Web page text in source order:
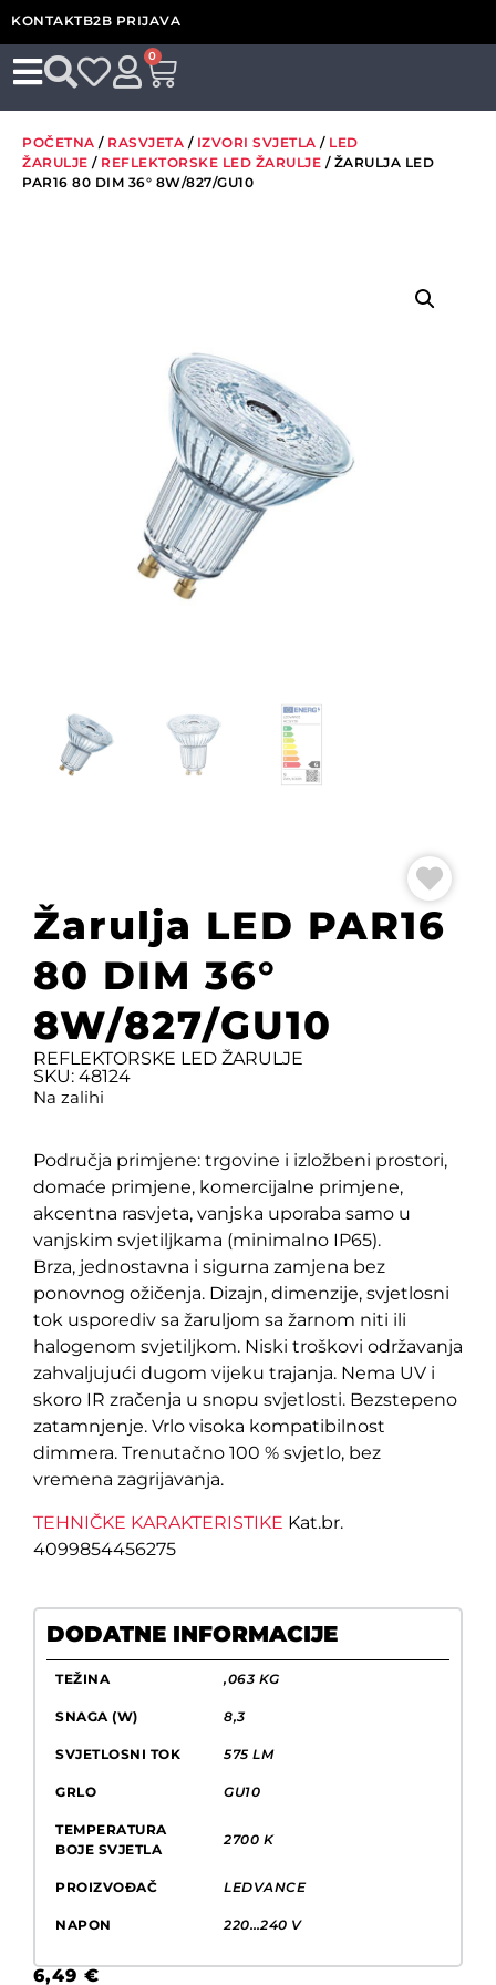
KONTAKTB2B PRIJAVA
0
POČETNA / RASVJETA / IZVORI SVJETLA / LED
ŽARULJE / REFLEKTORSKE LED ŽARULJE / ŽARULJA LED
PAR16 80 DIM 36° 8W/827/GU10
Žarulja LED PAR16
80 DIM 36°
8W/827/GU10
REFLEKTORSKE LED ŽARULJE
SKU: 48124
Na zalihi
Područja primjene: trgovine i izložbeni prostori,
domaće primjene, komercijalne primjene,
akcentna rasvjeta, vanjska uporaba samo u
vanjskim svjetiljkama (minimalno IP65).
Brza, jednostavna i sigurna zamjena bez
ponovnog ožičenja. Dizajn, dimenzije, svjetlosni
tok usporediv sa žaruljom sa žarnom niti ili
halogenom svjetiljkom. Niski troškovi održavanja
zahvaljujući dugom vijeku trajanja. Nema UV i
skoro IR zračenja u snopu svjetlosti. Bezstepeno
zatamnjenje. Vrlo visoka kompatibilnost
dimmera. Trenutačno 100 % svjetlo, bez
vremena zagrijavanja.
TEHNIČKE KARAKTERISTIKE Kat.br.
4099854456275
DODATNE INFORMACIJE
TEŽINA ,063 KG
SNAGA (W) 8,3
SVJETLOSNI TOK 575 LM
GRLO GU10
TEMPERATURA
BOJE SVJETLA
2700 K
PROIZVOĐAČ LEDVANCE
NAPON 220…240 V
6,49 €